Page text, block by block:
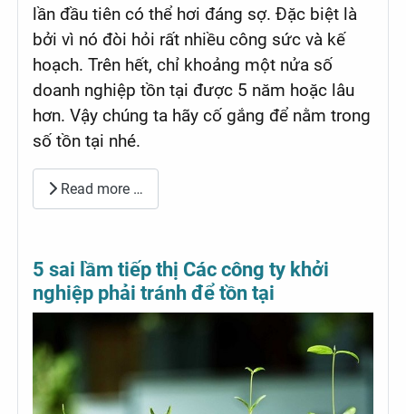
lần đầu tiên có thể hơi đáng sợ. Đặc biệt là
bởi vì nó đòi hỏi rất nhiều công sức và kế
hoạch. Trên hết, chỉ khoảng một nửa số
doanh nghiệp tồn tại được 5 năm hoặc lâu
hơn. Vậy chúng ta hãy cố gắng để nằm trong
số tồn tại nhé.
Read more …
5 sai lầm tiếp thị Các công ty khởi
nghiệp phải tránh để tồn tại